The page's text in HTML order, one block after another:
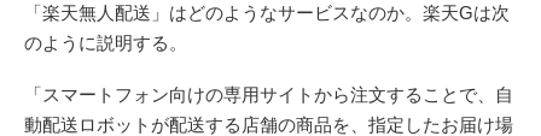
「楽天無人配送」はどのようなサービスなのか。楽天Gは次
のように説明する。
「スマートフォン向けの専用サイトから注文することで、自
動配送ロボットが配送する店舗の商品を、指定したお届け場